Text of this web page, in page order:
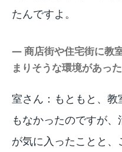
たんですよ。
― 商店街や住宅街に教
まりそうな環境があっ
室さん：もともと、
もなかったのですが
が気に入ったことと